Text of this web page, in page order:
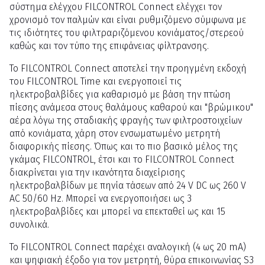
σύστημα ελέγχου FILCONTROL Connect ελέγχει τον
χρονισμό τον παλμών και είναι ρυθμιζόμενο σύμφωνα με
τις ιδιότητες του φιλτραριζόμενου κονιάματος/στερεού
καθώς και τον τύπο της επιφάνειας φίλτρανσης.
Το FILCONTROL Connect αποτελεί την προηγμένη εκδοχή
του FILCONTROL Time και ενεργοποιεί τις
ηλεκτροβαλβίδες για καθαρισμό με βάση την πτώση
πίεσης ανάμεσα στους θαλάμους καθαρού και "βρώμικου"
αέρα λόγω της σταδιακής φραγής των φιλτροστοιχείων
από κονιάματα, χάρη στον ενσωματωμένο μετρητή
διαφορικής πίεσης. Όπως και το πιο βασικό μέλος της
γκάμας FILCONTROL, έτσι και το FILCONTROL Connect
διακρίνεται για την ικανότητα διαχείρισης
ηλεκτροβαλβίδων με πηνία τάσεων από 24 V DC ως 260 V
AC 50/60 Hz. Μπορεί να ενεργοποιήσει ως 3
ηλεκτροβαλβίδες και μπορεί να επεκταθεί ως και 15
συνολικά.
Το FILCONTROL Connect παρέχει αναλογική (4 ως 20 mA)
και ψηφιακή έξοδο για τον μετρητή, θύρα επικοινωνίας S3